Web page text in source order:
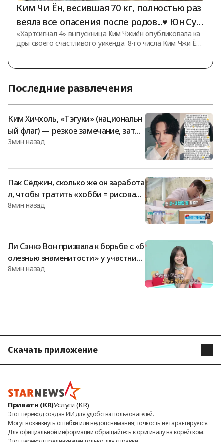
Ким Чи Ён, весившая 70 кг, полностью раз
веяла все опасения после родов...♥ Юн Су Ё
нг плакала от умиления.
«Хартсигнал 4» выпускница Ким Чжиён опубликовала ка
дры своего счастливого уикенда. 8-го числа Ким Чжи Ён
жем счастливые и мирные дни. Ким Чи Ён стала известна
благодаря участию в вышедшем в эфир в 2023 году на к
анале A реалити-шоу о любви «Хартсигнал 4». В феврале
она вышла замуж за Юн Су Ён
Последние развлечения
Ким Хичхоль, «Тэгуки» (национальн
ый флаг) — резкое замечание, зате
м разъяснение о политической окра
сти от политических взглядов» [Styli
sh]
3мин назад
Пак Сёджин, сколько же он заработа
л, чтобы тратить «хобби = рисован
ие минхва» на 30 миллионов вон? [С
8мин назад
Ли Сэннэ Вон призвала к борьбе с «б
олезнью знаменитости» у участниц
группы: «Нужно навести порядок»
8мин назад
Скачать приложение
STARPOLL
Приватн (KR)Услуги (KR)
Этот перевод создан ИИ для удобства пользователей.
Могут возникнуть ошибки или недопонимания; точность не гарантируется.
Для официальной информации обращайтесь к оригиналу на корейском.